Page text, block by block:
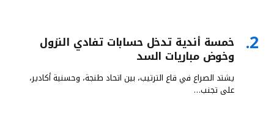
خمسة أندية تدخل حسابات تفادي النزول
وخوض مباريات السد
يشتد الصراع في قاع الترتيب، بين اتحاد طنجة، وحسنية أكادير،
على تجنب…